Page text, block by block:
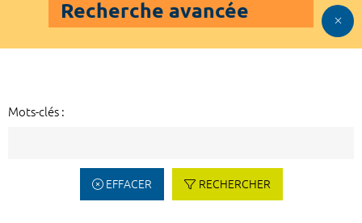
Recherche avancée
Mots-clés :
EFFACER RECHERCHER